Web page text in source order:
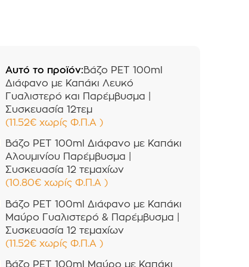
Αυτό το προϊόν:Βάζο PET 100ml
Διάφανο με Καπάκι Λευκό
Γυαλιστερό και Παρέμβυσμα |
Συσκευασία 12τεμ
(11.52€ χωρίς Φ.Π.Α )
Βάζο PET 100ml Διάφανο με Καπάκι
Αλουμινίου Παρέμβυσμα |
Συσκευασία 12 τεμαχίων
(10.80€ χωρίς Φ.Π.Α )
Βάζο PET 100ml Διάφανο με Καπάκι
Μαύρο Γυαλιστερό & Παρέμβυσμα |
Συσκευασία 12 τεμαχίων
(11.52€ χωρίς Φ.Π.Α )
Βάζο PET 100ml Μαύρο με Καπάκι